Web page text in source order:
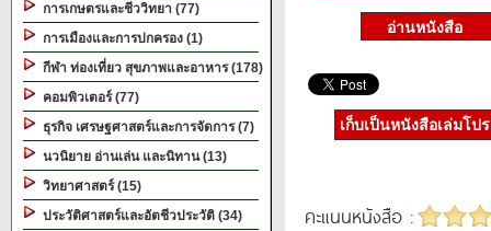
การเกษตรและชีววิทยา (77)
การเมืองและการปกครอง (1)
กีฬา ท่องเที่ยว สุขภาพและอาหาร (178)
คอมพิวเตอร์ (77)
ธุรกิจ เศรษฐศาสตร์และการจัดการ (7)
นวนิยาย อ่านเล่น และนิทาน (13)
วิทยาศาสตร์ (15)
ประวัติศาสตร์และอัตชีวประวัติ (34)
เก็บเป็นหนังสือเล่มโป
คะแนนหนังสือ :